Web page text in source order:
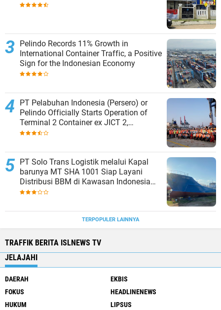
Pelindo Records 11% Growth in
International Container Traffic, a Positive
Sign for the Indonesian Economy
PT Pelabuhan Indonesia (Persero) or
Pelindo Officially Starts Operation of
Terminal 2 Container ex JICT 2,
Strengthening Productivity of Tanjung
PT Solo Trans Logistik melalui Kapal
barunya MT SHA 1001 Siap Layani
Distribusi BBM di Kawasan Indonesia
bagian Timur
TERPOPULER LAINNYA
TRAFFIK BERITA ISLNEWS TV
JELAJAHI
DAERAH
EKBIS
FOKUS
HEADLINENEWS
HUKUM
LIPSUS